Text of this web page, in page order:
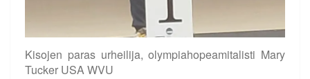
Kisojen paras urheilija, olympiahopeamitalisti Mary
Tucker USA WVU